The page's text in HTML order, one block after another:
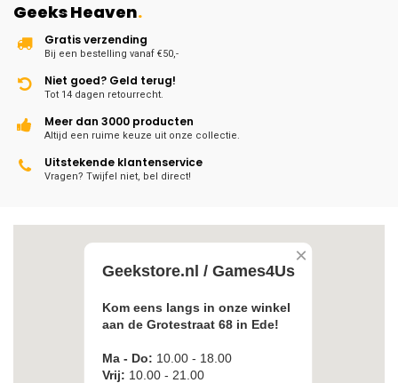
Geeks Heaven.
Gratis verzending
Bij een bestelling vanaf €50,-
Niet goed? Geld terug!
Tot 14 dagen retourrecht.
Meer dan 3000 producten
Altijd een ruime keuze uit onze collectie.
Uitstekende klantenservice
Vragen? Twijfel niet, bel direct!